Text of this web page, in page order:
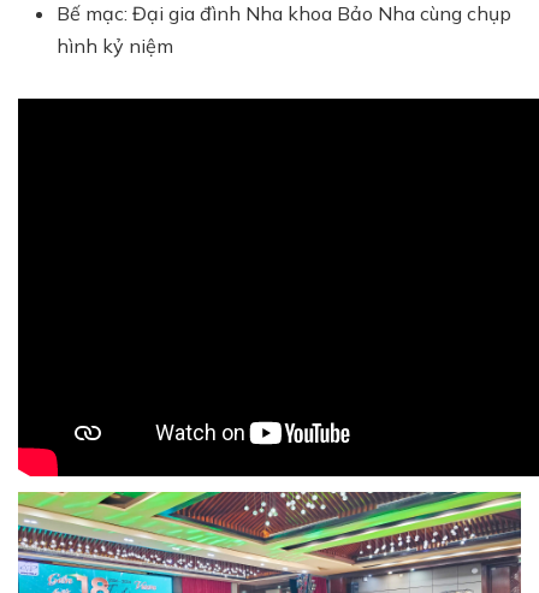
Bế mạc: Đại gia đình Nha khoa Bảo Nha cùng chụp
hình kỷ niệm